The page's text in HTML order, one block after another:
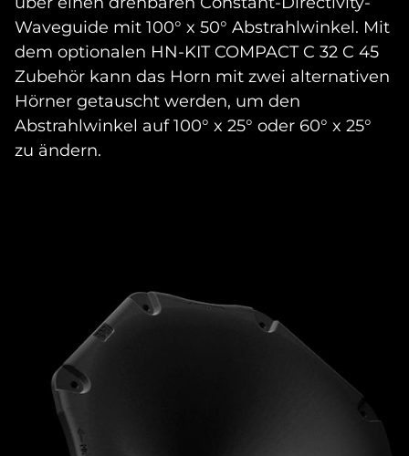
Waveguide mit 100° x 50° Abstrahlwinkel. Mit
dem optionalen HN-KIT COMPACT C 32 C 45
Zubehör kann das Horn mit zwei alternativen
Hörner getauscht werden, um den
Abstrahlwinkel auf 100° x 25° oder 60° x 25°
zu ändern.